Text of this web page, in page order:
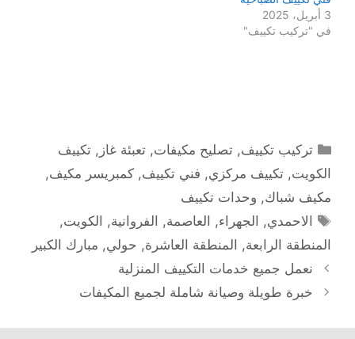
3 أبريل، 2025
في "تركيب تكييف"
التصنيفات
تركيب تكييف,تصليح مكيفات,تعبئة غاز ,تكييف
الكويت, تكييف مركزي, فني تكييف, كمبريسر مكيف,
مكيف شباك, وحدات تكييف
الوسوم
الاحمدي, الجهراء, العاصمة, الفروانية, الكويت,
المنطقة الرابعة, المنطقة العاشرة, حولي, مبارك الكبير
نعمل جميع خدمات التكييف المنزلية
خبرة طويلة وصيانة شاملة لجميع المكيفات